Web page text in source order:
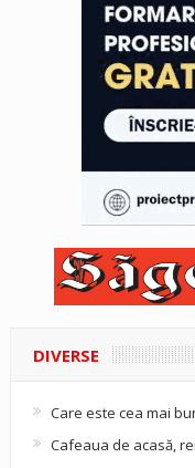
DIVERSE
Care este cea mai
Cafeaua de acasă,